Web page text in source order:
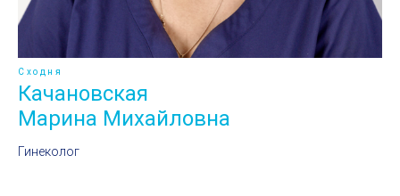
Сходня
Качановская
Марина Михайловна
Гинеколог